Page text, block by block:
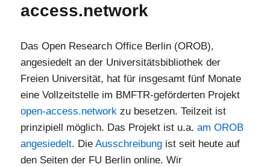
(Juni
2025)
access.network
Das Open Research Office Berlin (OROB),
angesiedelt an der Universitätsbibliothek der
Freien Universität, hat für insgesamt fünf Monate
eine Vollzeitstelle im BMFTR-geförderten Projekt
open-access.network zu besetzen. Teilzeit ist
prinzipiell möglich. Das Projekt ist u.a.am OROB
angesiedelt. DieAusschreibung ist seit heute auf
den Seiten der FU Berlin online. Wir